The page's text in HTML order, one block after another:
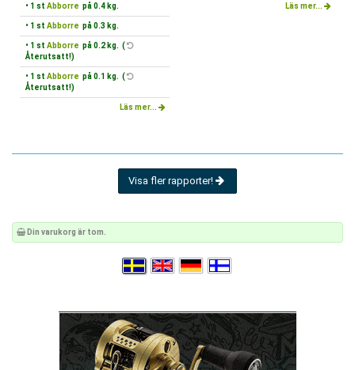
• 1 st Abborre på 0.4 kg.
• 1 st Abborre på 0.3 kg.
• 1 st Abborre på 0.2 kg. (
Återutsatt!)
• 1 st Abborre på 0.1 kg. (
Återutsatt!)
Läs mer...
Läs mer...
Visa fler rapporter!
Din varukorg är tom.